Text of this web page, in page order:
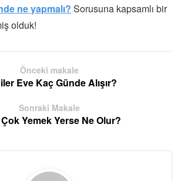
ne yapmalı? Sorusuna kapsamlı bir
olduk!
Önceki makale
Eve Kaç Günde Alışır?
Sonraki Makale
Yemek Yerse Ne Olur?